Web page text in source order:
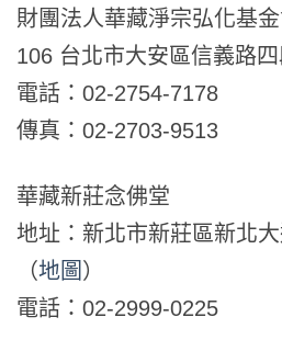
財團法人華藏淨宗弘化基
106 台北市大安區信義路
電話：02-2754-7178
傳真：02-2703-9513
華藏新莊念佛堂
地址：新北市新莊區新北
（地圖 ）
電話：02-2999-0225